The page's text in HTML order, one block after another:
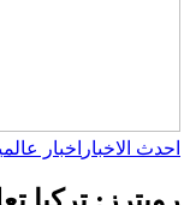
احدث الاخبار اخبار